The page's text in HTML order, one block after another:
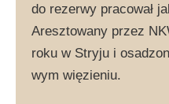
do rezerwy pracował
Aresztowany przez
roku w Stryju i
wym więzieniu.